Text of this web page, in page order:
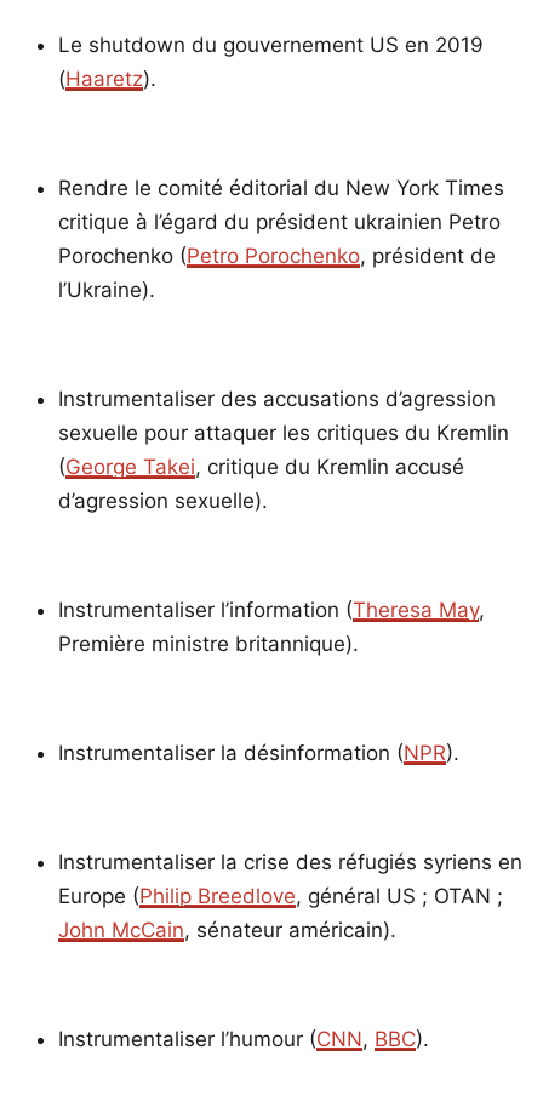
Le shutdown du gouvernement US en 2019
(Haaretz).
Rendre le comité éditorial du New York Times
critique à l’égard du président ukrainien Petro
Porochenko (Petro Porochenko, président de
l’Ukraine).
Instrumentaliser des accusations d’agression
sexuelle pour attaquer les critiques du Kremlin
(George Takei, critique du Kremlin accusé
d’agression sexuelle).
Instrumentaliser l’information (Theresa May,
Première ministre britannique).
Instrumentaliser la désinformation (NPR).
Instrumentaliser la crise des réfugiés syriens en
Europe (Philip Breedlove, général US ; OTAN ;
John McCain, sénateur américain).
Instrumentaliser l’humour (CNN, BBC).